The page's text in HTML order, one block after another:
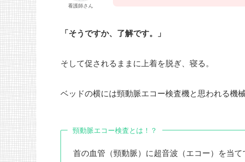
看護師さん
「そうですか、了解です。」
そして促されるままに上着を脱ぎ、寝る。
ベッドの横には頸動脈エコー検査機と思われる機
頸動脈エコー検査とは！？
首の血管（頸動脈）に超音波（エコー）を当